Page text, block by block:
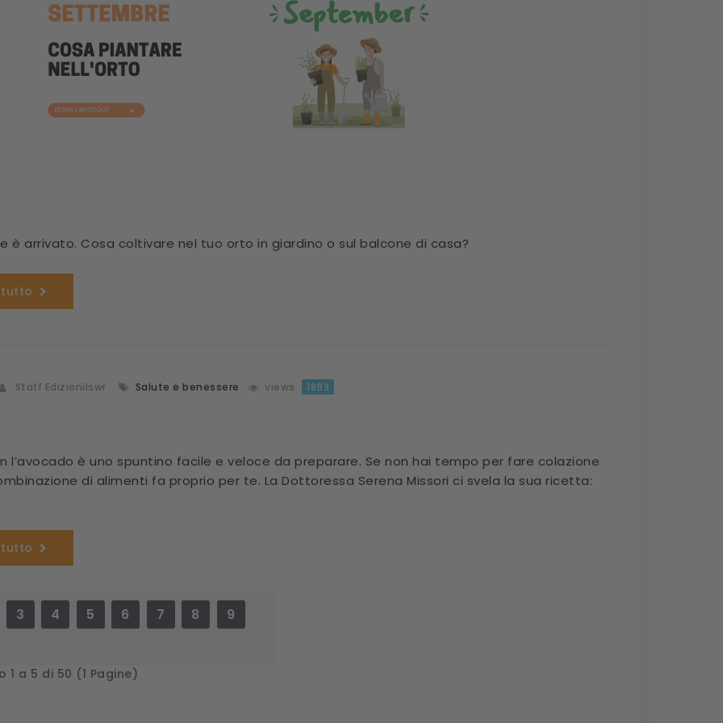
è arrivato. Cosa coltivare nel tuo orto in giardino o sul balcone di casa?
tutto
Staff Edizionilswr Salute e benessere views 1893
l’avocado è uno spuntino facile e veloce da preparare. Se non hai tempo per fare colazione
di alimenti fa proprio per te. La Dottoressa Serena Missori ci svela la sua ricetta:
tutto
3 4 5 6 7 8
9
1 a 5 di 50 (1 Pagine)